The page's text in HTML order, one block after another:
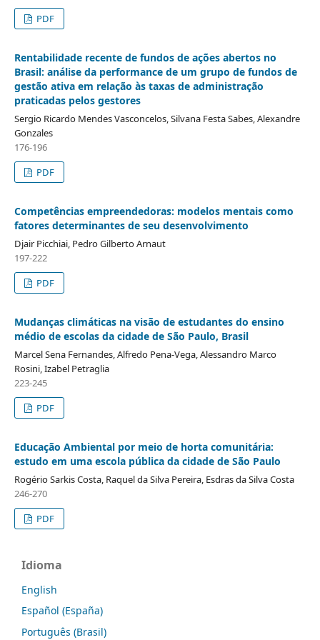
PDF
Rentabilidade recente de fundos de ações abertos no
Brasil: análise da performance de um grupo de fundos de
gestão ativa em relação às taxas de administração
praticadas pelos gestores
Sergio Ricardo Mendes Vasconcelos, Silvana Festa Sabes, Alexandre
Gonzales
176-196
PDF
Competências empreendedoras: modelos mentais como
fatores determinantes de seu desenvolvimento
Djair Picchiai, Pedro Gilberto Arnaut
197-222
PDF
Mudanças climáticas na visão de estudantes do ensino
médio de escolas da cidade de São Paulo, Brasil
Marcel Sena Fernandes, Alfredo Pena-Vega, Alessandro Marco
Rosini, Izabel Petraglia
223-245
PDF
Educação Ambiental por meio de horta comunitária:
estudo em uma escola pública da cidade de São Paulo
Rogério Sarkis Costa, Raquel da Silva Pereira, Esdras da Silva Costa
246-270
PDF
Idioma
English
Español (España)
Português (Brasil)